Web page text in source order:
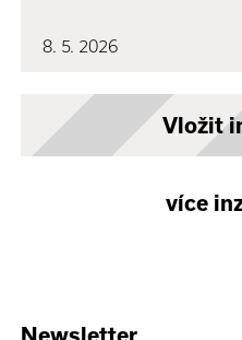
8. 5. 2026
Vložit
více